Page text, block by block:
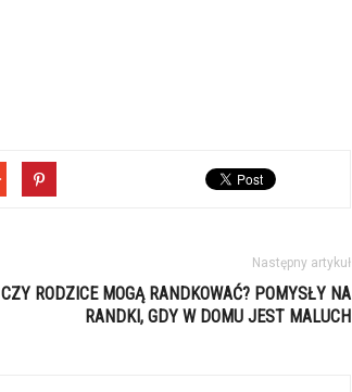
Następny artykuł
CZY RODZICE MOGĄ RANDKOWAĆ? POMYSŁY NA
RANDKI, GDY W DOMU JEST MALUCH